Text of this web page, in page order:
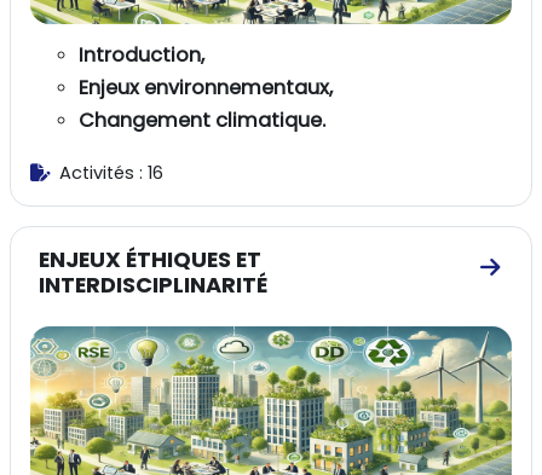
Introduction,
Enjeux environnementaux,
Changement climatique.
Activités : 16
ENJEUX ÉTHIQUES ET
INTERDISCIPLINARITÉ
Aller